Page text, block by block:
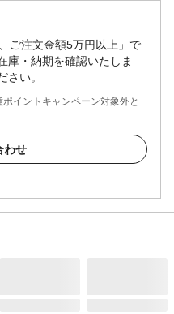
ご注文金額5万円以上」で
庫・納期を確認いたしま
さい。
イントキャンペーン対象外と
わせ